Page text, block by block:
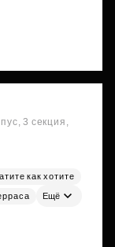
3 секция,
как хотите
Ещё